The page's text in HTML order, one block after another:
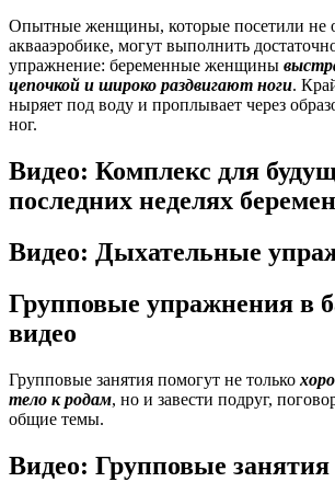
Опытные женщины, которые посетили не
аквааэробике, могут выполнить
упражнение: беременные женщины
цепочкой и широко раздвигают ноги.
ныряет под воду и проплывает через
ног.
Видео: Комплекс для
последних неделях
Видео: Дыхательные
Групповые упражнения в
видео
Групповые занятия помогут не только
тело к родам, но и завести подруг,
общие темы.
Видео: Групповые занятия